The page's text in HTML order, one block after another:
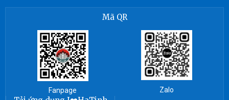
Mã QR
Fanpage Zalo